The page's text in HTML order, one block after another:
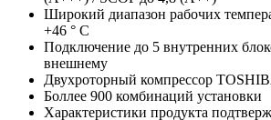
Широкий диапазон рабочих
+46 ° C
Подключение до 5 внутренних
внешнему
Двухроторный компрессор
Боллее 900 комбинаций установки
Характеристики продукта